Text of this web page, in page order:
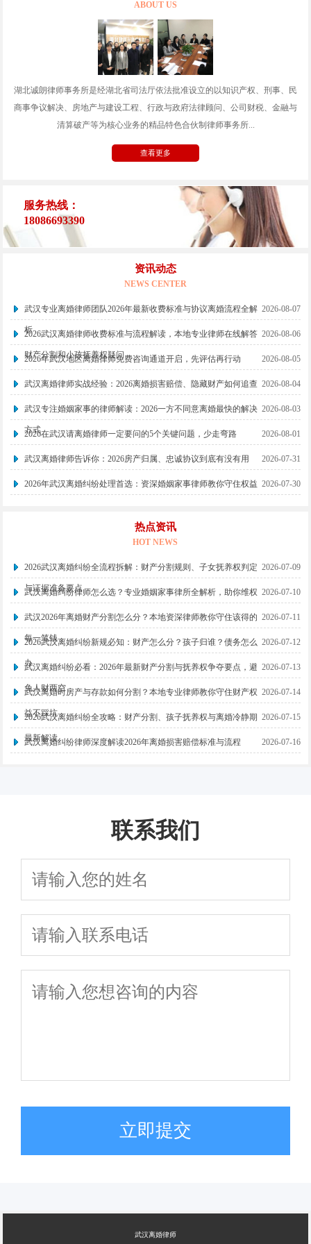
ABOUT US
湖北诚朗律师事务所是经湖北省司法厅依法批准设立的以知识产权、刑事、民
商事争议解决、房地产与建设工程、行政与政府法律顾问、公司财税、金融与
清算破产等为核心业务的精品特色合伙制律师事务所...
查看更多
服务热线：
18086693390
资讯动态
NEWS CENTER
2026-08-07
武汉专业离婚律师团队2026年最新收费标准与协议离婚流程全解
析 2026-08-06
2026武汉离婚律师收费标准与流程解读，本地专业律师在线解答
财产分割和小孩抚养权疑问 2026-08-05
2026年武汉地区离婚律师免费咨询通道开启，先评估再行动
2026-08-04
武汉离婚律师实战经验：2026离婚损害赔偿、隐藏财产如何追查
2026-08-03
武汉专注婚姻家事的律师解读：2026一方不同意离婚最快的解决
方式 2026-08-01
2026在武汉请离婚律师一定要问的5个关键问题，少走弯路
2026-07-31
武汉离婚律师告诉你：2026房产归属、忠诚协议到底有没有用
2026-07-30
2026年武汉离婚纠纷处理首选：资深婚姻家事律师教你守住权益
热点资讯
HOT NEWS
2026-07-09
2026武汉离婚纠纷全流程拆解：财产分割规则、子女抚养权判定
与证据准备要点 2026-07-10
武汉离婚纠纷律师怎么选？专业婚姻家事律所全解析，助你维权
2026-07-11
武汉2026年离婚财产分割怎么分？本地资深律师教你守住该得的
每一笔钱 2026-07-12
2026武汉离婚纠纷新规必知：财产怎么分？孩子归谁？债务怎么
办 2026-07-13
武汉离婚纠纷必看：2026年最新财产分割与抚养权争夺要点，避
免人财两空 2026-07-14
武汉离婚时房产与存款如何分割？本地专业律师教你守住财产权
益不踩坑 2026-07-15
2026武汉离婚纠纷全攻略：财产分割、孩子抚养权与离婚冷静期
最新解读 2026-07-16
武汉离婚纠纷律师深度解读2026年离婚损害赔偿标准与流程
联系我们
立即提交
武汉离婚律师